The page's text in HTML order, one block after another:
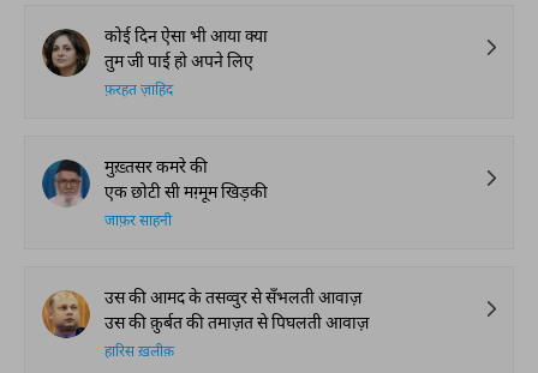
कोई दिन ऐसा भी आया क्या
तुम जी पाई हो अपने लिए
फ़रहत ज़ाहिद
मुख़्तसर कमरे की
एक छोटी सी मग़्मूम खिड़की
जाफ़र साहनी
उस की आमद के तसव्वुर से सँभलती आवाज़
उस की क़ुर्बत की तमाज़त से पिघलती आवाज़
हारिस ख़लीक़